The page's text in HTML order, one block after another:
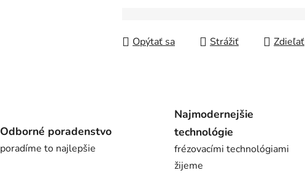
Opýtať sa Strážiť Zdieľať
Odborné poradenstvo
poradíme to najlepšie
Najmodernejšie
technológie
frézovacími technológiami
žijeme